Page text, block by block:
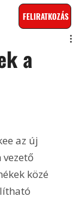
FELIRATKOZÁS
a
az új
közé